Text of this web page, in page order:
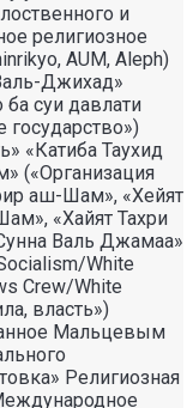
и
религиозное
AUM, Aleph)
Джихад»
суи давлати
государство»)
«Катиба Таухид
(«Организация
аш-Шам», «Хейят
«Хайят Тахри
Валь Джамаа»
White
Crew/White
власть»)
Мальцевым
Религиозная